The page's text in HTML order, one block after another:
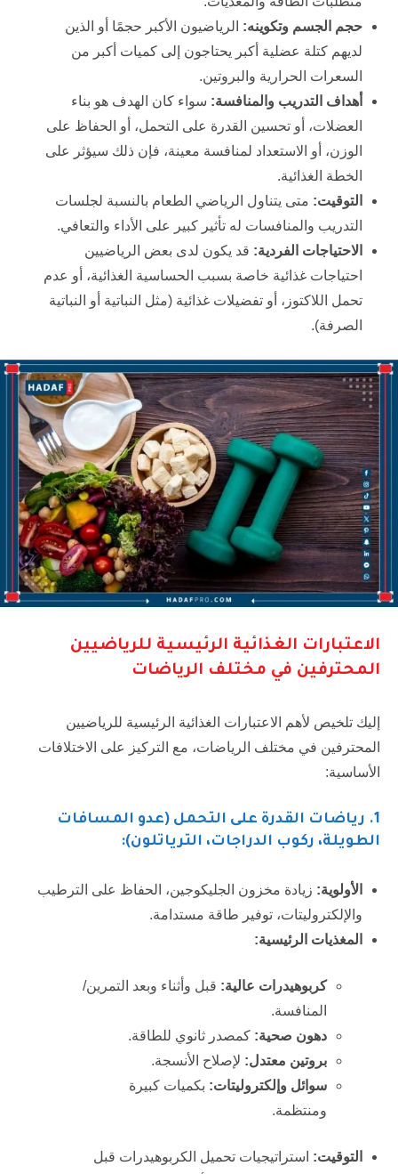
حجم الجسم وتكوينه: الرياضيون الأكبر حجمًا أو الذين
لديهم كتلة عضلية أكبر يحتاجون إلى كميات أكبر من
السعرات الحرارية والبروتين.
أهداف التدريب والمنافسة: سواء كان الهدف هو بناء
العضلات، أو تحسين القدرة على التحمل، أو الحفاظ على
الوزن، أو الاستعداد لمنافسة معينة، فإن ذلك سيؤثر على
الخطة الغذائية.
التوقيت: متى يتناول الرياضي الطعام بالنسبة لجلسات
التدريب والمنافسات له تأثير كبير على الأداء والتعافي.
الاحتياجات الفردية: قد يكون لدى بعض الرياضيين
احتياجات غذائية خاصة بسبب الحساسية الغذائية، أو عدم
تحمل اللاكتوز، أو تفضيلات غذائية (مثل النباتية أو النباتية
الصرفة).
الاعتبارات الغذائية الرئيسية للرياضيين
المحترفين في مختلف الرياضات
إليك تلخيص لأهم الاعتبارات الغذائية الرئيسية للرياضيين
المحترفين في مختلف الرياضات، مع التركيز على الاختلافات
الأساسية:
1. رياضات القدرة على التحمل (عدو المسافات
الطويلة، ركوب الدراجات، الترياتلون):
الأولوية: زيادة مخزون الجليكوجين، الحفاظ على الترطيب
والإلكتروليتات، توفير طاقة مستدامة.
المغذيات الرئيسية:
كربوهيدرات عالية: قبل وأثناء وبعد التمرين/
المنافسة.
دهون صحية: كمصدر ثانوي للطاقة.
بروتين معتدل: لإصلاح الأنسجة.
سوائل وإلكتروليتات: بكميات كبيرة
ومنتظمة.
التوقيت: استراتيجيات تحميل الكربوهيدرات قبل